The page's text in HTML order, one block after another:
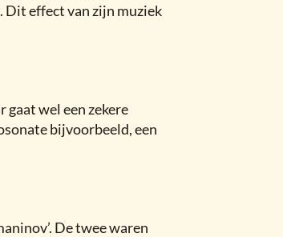
Dit effect van zijn muziek
gaat wel een zekere
bijvoorbeeld, een
De twee waren